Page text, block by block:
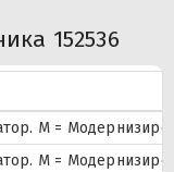
152536
М =
М =